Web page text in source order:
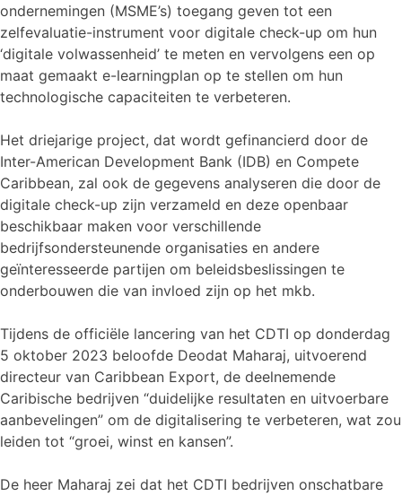
ondernemingen (MSME’s) toegang geven tot een
zelfevaluatie-instrument voor digitale check-up om hun
‘digitale volwassenheid’ te meten en vervolgens een op
maat gemaakt e-learningplan op te stellen om hun
technologische capaciteiten te verbeteren.
Het driejarige project, dat wordt gefinancierd door de
Inter-American Development Bank (IDB) en Compete
Caribbean, zal ook de gegevens analyseren die door de
digitale check-up zijn verzameld en deze openbaar
beschikbaar maken voor verschillende
bedrijfsondersteunende organisaties en andere
geïnteresseerde partijen om beleidsbeslissingen te
onderbouwen die van invloed zijn op het mkb.
Tijdens de officiële lancering van het CDTI op donderdag
5 oktober 2023 beloofde Deodat Maharaj, uitvoerend
directeur van Caribbean Export, de deelnemende
Caribische bedrijven “duidelijke resultaten en uitvoerbare
aanbevelingen” om de digitalisering te verbeteren, wat zou
leiden tot “groei, winst en kansen”.
De heer Maharaj zei dat het CDTI bedrijven onschatbare